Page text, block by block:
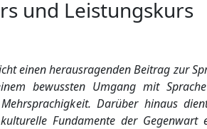
und Leistungskurs
einen herausragenden Beitrag zur
bewussten Umgang mit
Darüber hinaus
Fundamente der Gegenwart